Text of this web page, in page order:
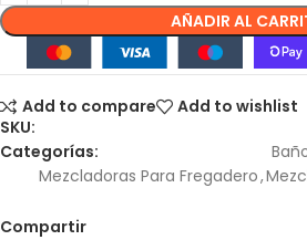
AÑADIR AL
Add to compare
Add to wishlist
SKU:
Categorías:
Mezcladoras Para Fregadero,
Compartir